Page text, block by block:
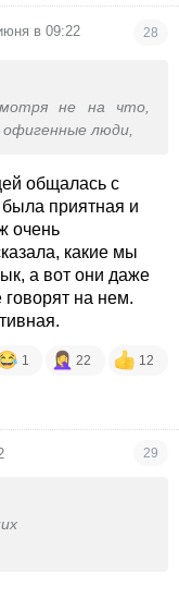
в 09:22 28
не на что,
офигенные люди,
общалась с
была приятная и
очень
какие мы
а вот они даже
говорят на нем.
1 22 12
29